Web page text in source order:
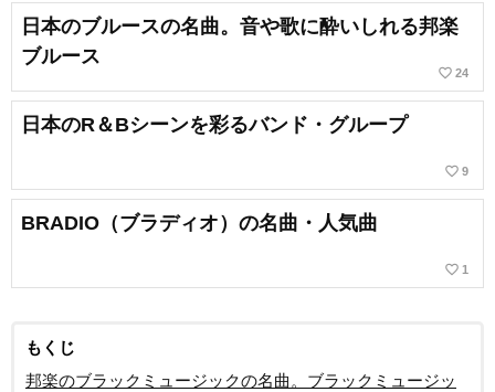
日本のブルースの名曲。音や歌に酔いしれる邦楽
ブルース
favorite_border 24
日本のR＆Bシーンを彩るバンド・グループ
favorite_border 9
BRADIO（ブラディオ）の名曲・人気曲
favorite_border 1
もくじ
邦楽のブラックミュージックの名曲。ブラックミュージッ